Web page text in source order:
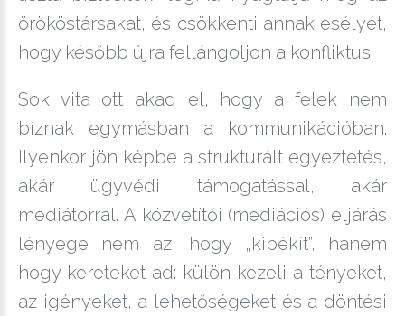
örököstársakat, és csökkenti annak esélyét,
hogy később újra fellángoljon a konfliktus.
Sok vita ott akad el, hogy a felek nem
bíznak egymásban a kommunikációban.
Ilyenkor jön képbe a strukturált egyeztetés,
akár ügyvédi támogatással, akár
mediátorral. A közvetítői (mediációs) eljárás
lényege nem az, hogy „kibékít”, hanem
hogy kereteket ad: külön kezeli a tényeket,
az igényeket, a lehetőségeket és a döntési